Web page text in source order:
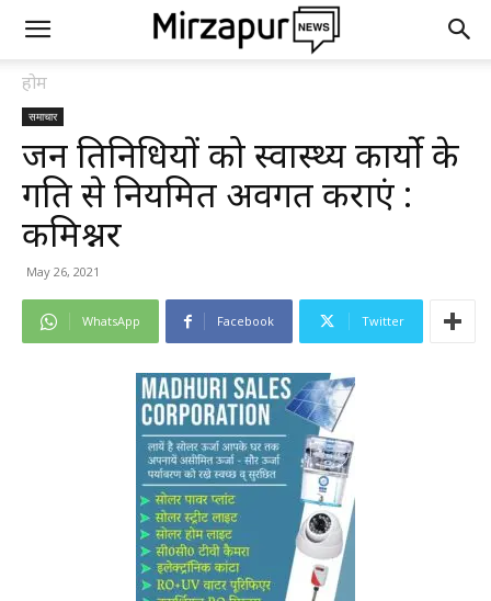
होम
समाचार
जन प्रतिनिधियों को स्वास्थ्य कार्यो के
प्रगति से नियमित अवगत कराएं :
कमिश्नर
May 26, 2021
WhatsApp Facebook Twitter